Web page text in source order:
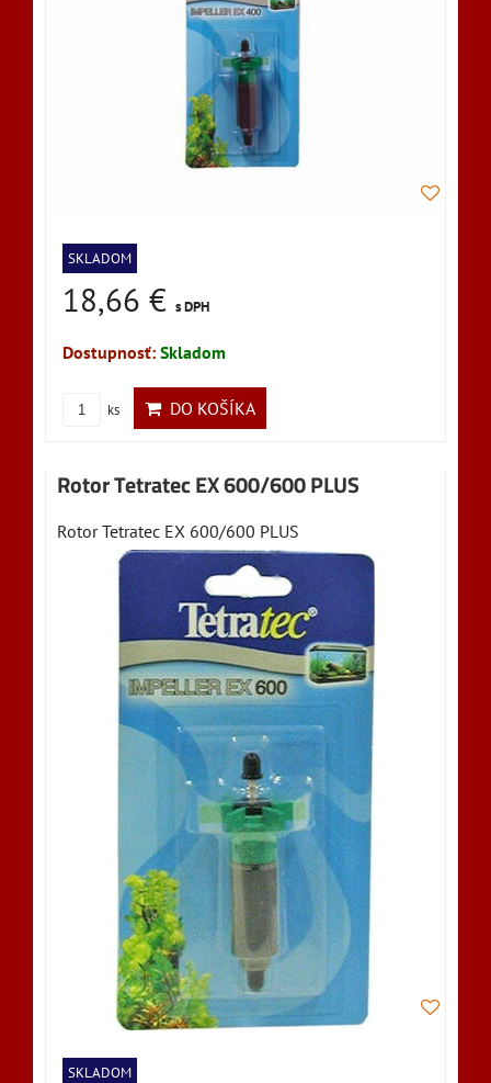
SKLADOM
18,66 € s DPH
Dostupnosť: Skladom
ks DO KOŠÍKA
Rotor Tetratec EX 600/600 PLUS
Rotor Tetratec EX 600/600 PLUS
SKLADOM